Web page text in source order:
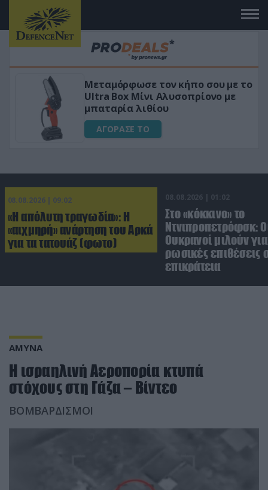
σου με το
«Μαγική» φόρμουλα
για αύξηση της λίμπιντο
ΑΓΟΡΑΣΕ ΤΟ
08.08.2026 | 09:02
«Η απόλυτη τραγωδία»: Η
«αιχμηρή» ανάρτηση του Αρκά
για τα τατουάζ (φωτο)
08.08.2026 | 01:02
Στο «κόκκινο» το
Ντνιπροπετρόφσκ:
Ουκρανοί μιλούν
ρωσικές επιθέσεις
επικράτεια
ΑΜΥΝΑ
Η ισραηλινή Αεροπορία κτυπά
στόχους στη Γάζα – Βίντεο
ΒΟΜΒΑΡΔΙΣΜΟΙ